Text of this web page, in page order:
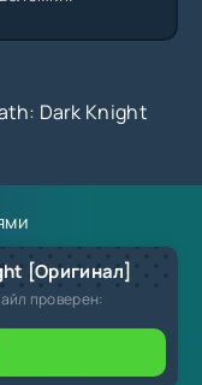
Dark Knight
[Оригинал]
проверен: